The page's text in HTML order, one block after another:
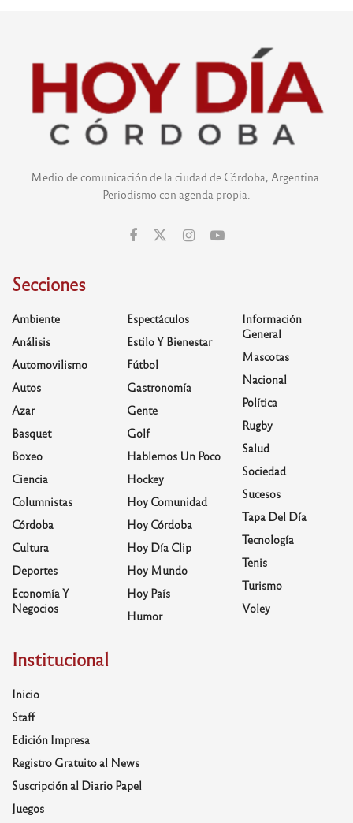
Medio de comunicación de la ciudad de Córdoba, Argentina.
Periodismo con agenda propia.
Secciones
Ambiente
Análisis
Automovilismo
Autos
Azar
Basquet
Boxeo
Ciencia
Columnistas
Córdoba
Cultura
Deportes
Economía Y
Negocios
Espectáculos
Estilo Y Bienestar
Fútbol
Gastronomía
Gente
Golf
Hablemos Un Poco
Hockey
Hoy Comunidad
Hoy Córdoba
Hoy Día Clip
Hoy Mundo
Hoy País
Humor
Información
General
Mascotas
Nacional
Política
Rugby
Salud
Sociedad
Sucesos
Tapa Del Día
Tecnología
Tenis
Turismo
Voley
Institucional
Inicio
Staff
Edición Impresa
Registro Gratuito al News
Suscripción al Diario Papel
Juegos